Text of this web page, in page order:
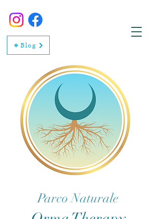
🔸Blog
Parco Naturale